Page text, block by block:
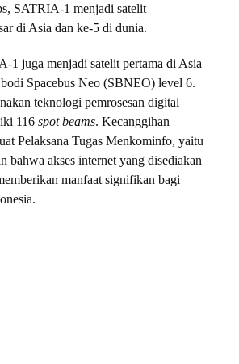
SATRIA-1 menjadi satelit
di Asia dan ke-5 di dunia.
1 juga menjadi satelit pertama di Asia
Spacebus Neo (SBNEO) level 6.
teknologi pemrosesan digital
116 spot beams. Kecanggihan
Pelaksana Tugas Menkominfo, yaitu
bahwa akses internet yang disediakan
manfaat signifikan bagi